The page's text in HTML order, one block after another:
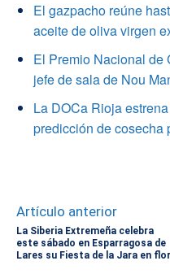
El gazpacho reúne
aceite de oliva virgen
El Premio Nacional de
jefe de sala de Nou
La DOCa Rioja
predicción de cosecha
Artículo anterior
La Siberia Extremeña celebra
este sábado en Esparragosa de
Lares su Fiesta de la Jara en flor